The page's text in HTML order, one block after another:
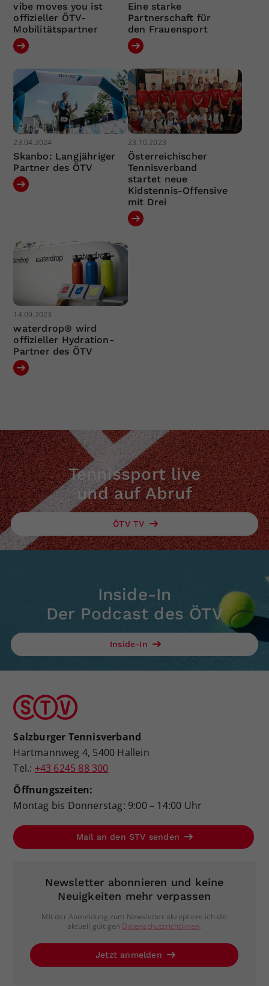
vibe moves you ist
offizieller ÖTV-
Mobilitätspartner
Eine starke
Partnerschaft für
den Frauensport
23.04.2024
Skanbo: Langjähriger
Partner des ÖTV
23.10.2023
Österreichischer
Tennisverband
startet neue
Kidstennis-Offensive
mit Drei
14.09.2023
waterdrop® wird
offizieller Hydration-
Partner des ÖTV
Tennissport live
und auf Abruf
ÖTV TV
Inside-In
Der Podcast des ÖTV
Inside-In
Salzburger Tennisverband
Hartmannweg 4, 5400 Hallein
Tel.: +43 6245 88 300
Öffnungszeiten:
Montag bis Donnerstag: 9:00 – 14:00 Uhr
Mail an den STV senden
Newsletter abonnieren und keine
Neuigkeiten mehr verpassen
Mit der Anmeldung zum Newsletter akzeptiere ich die
aktuell gültigen Datenschutzrichtlinien.
Jetzt anmelden